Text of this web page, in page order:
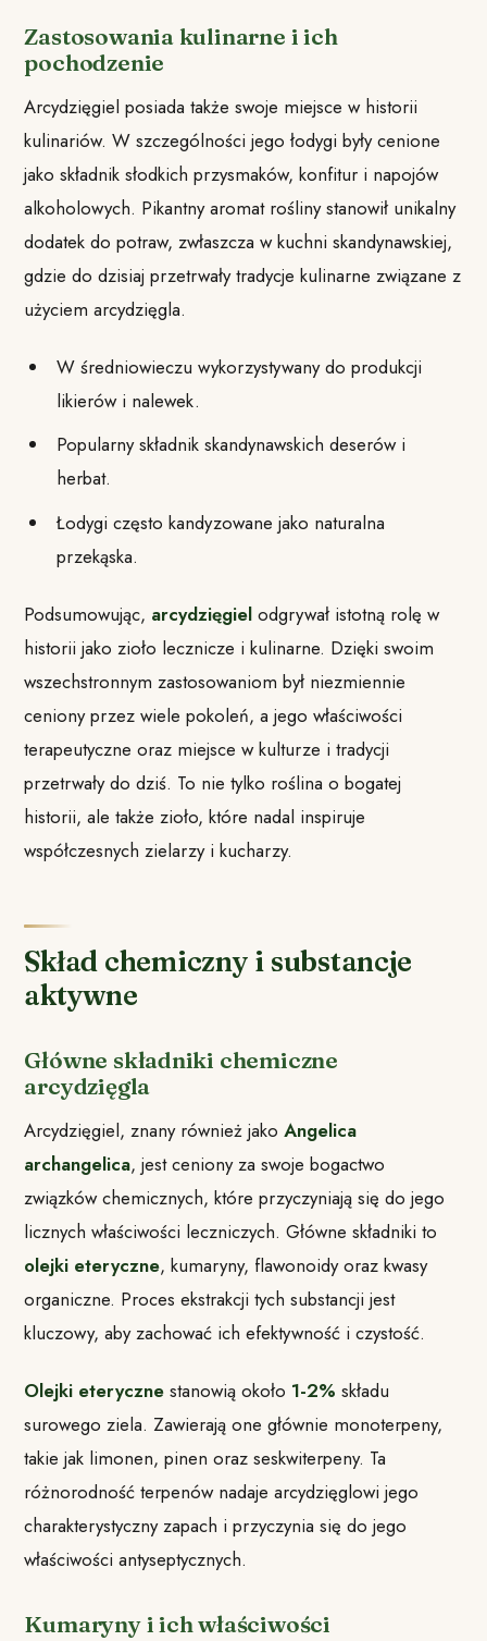
Zastosowania kulinarne i ich
pochodzenie
Arcydzięgiel posiada także swoje miejsce w historii
kulinariów. W szczególności jego łodygi były cenione
jako składnik słodkich przysmaków, konfitur i napojów
alkoholowych. Pikantny aromat rośliny stanowił unikalny
dodatek do potraw, zwłaszcza w kuchni skandynawskiej,
gdzie do dzisiaj przetrwały tradycje kulinarne związane z
użyciem arcydzięgla.
W średniowieczu wykorzystywany do produkcji
likierów i nalewek.
Popularny składnik skandynawskich deserów i
herbat.
Łodygi często kandyzowane jako naturalna
przekąska.
Podsumowując, arcydzięgiel odgrywał istotną rolę w
historii jako zioło lecznicze i kulinarne. Dzięki swoim
wszechstronnym zastosowaniom był niezmiennie
ceniony przez wiele pokoleń, a jego właściwości
terapeutyczne oraz miejsce w kulturze i tradycji
przetrwały do dziś. To nie tylko roślina o bogatej
historii, ale także zioło, które nadal inspiruje
współczesnych zielarzy i kucharzy.
Skład chemiczny i substancje
aktywne
Główne składniki chemiczne
arcydzięgla
Arcydzięgiel, znany również jakoAngelica
archangelica, jest ceniony za swoje bogactwo
związków chemicznych, które przyczyniają się do jego
licznych właściwości leczniczych. Główne składniki to
olejki eteryczne, kumaryny, flawonoidy oraz kwasy
organiczne. Proces ekstrakcji tych substancji jest
kluczowy, aby zachować ich efektywność i czystość.
Olejki eteryczne stanowią około 1-2% składu
surowego ziela. Zawierają one głównie monoterpeny,
takie jak limonen, pinen oraz seskwiterpeny. Ta
różnorodność terpenów nadaje arcydzięglowi jego
charakterystyczny zapach i przyczynia się do jego
właściwości antyseptycznych.
Kumaryny i ich właściwości